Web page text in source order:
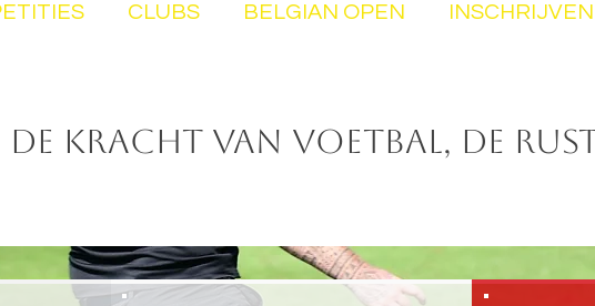
CLUBS BELGIAN OPEN INSCHRIJVEN
kracht van voetbal, de